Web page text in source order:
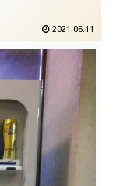
2021.06.11